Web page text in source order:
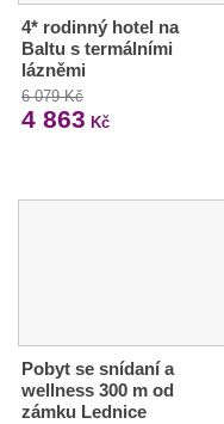
4* rodinný hotel na
Baltu s termálními
lázněmi
6 079 Kč
4 863 Kč
Pobyt se snídaní a
wellness 300 m od
zámku Lednice